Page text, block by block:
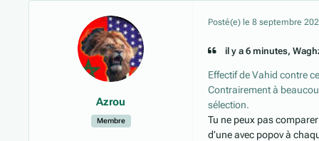
Azrou
Membre
Posté(e) le 8 septembre
il y a 6 minutes,
Effectif de Vahid contre
Contrairement à
sélection.
Tu ne peux pas comparer
d’une avec popov à